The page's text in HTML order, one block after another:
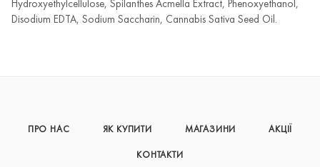
Hydroxyethylcellulose, Spilanthes Acmella Extract, Phenoxyethanol,
Disodium EDTA, Sodium Saccharin, Cannabis Sativa Seed Oil.
ПРО НАС ЯК КУПИТИ МАГАЗИНИ АКЦІЇ
КОНТАКТИ